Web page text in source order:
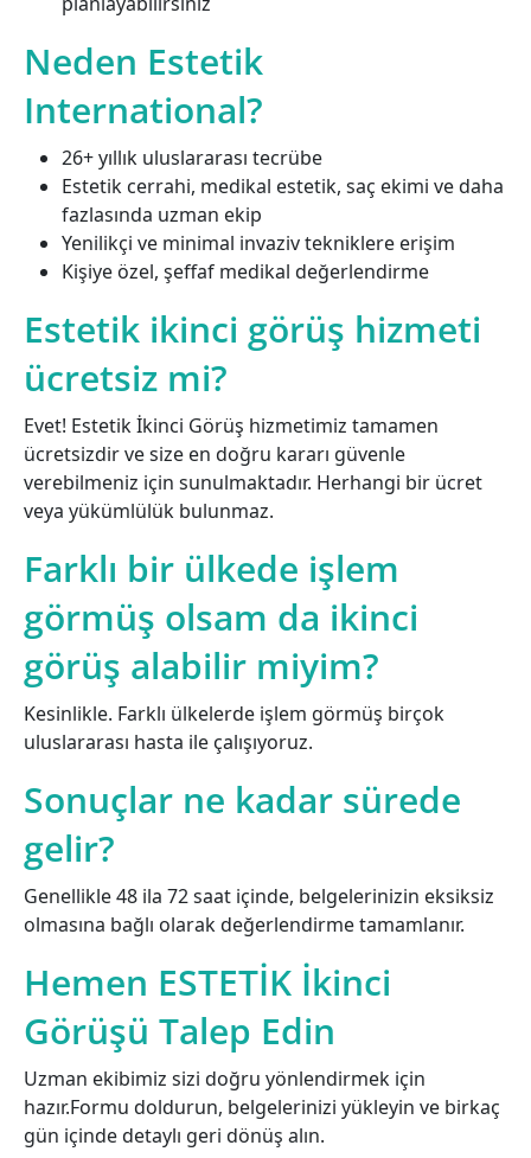
Neden Estetik
International?
26+ yıllık uluslararası tecrübe
Estetik cerrahi, medikal estetik, saç ekimi ve daha
fazlasında uzman ekip
Yenilikçi ve minimal invaziv tekniklere erişim
Kişiye özel, şeffaf medikal değerlendirme
Estetik ikinci görüş hizmeti
ücretsiz mi?
Evet! Estetik İkinci Görüş hizmetimiz tamamen
ücretsizdir ve size en doğru kararı güvenle
verebilmeniz için sunulmaktadır. Herhangi bir ücret
veya yükümlülük bulunmaz.
Farklı bir ülkede işlem
görmüş olsam da ikinci
görüş alabilir miyim?
Kesinlikle. Farklı ülkelerde işlem görmüş birçok
uluslararası hasta ile çalışıyoruz.
Sonuçlar ne kadar sürede
gelir?
Genellikle 48 ila 72 saat içinde, belgelerinizin eksiksiz
olmasına bağlı olarak değerlendirme tamamlanır.
Hemen ESTETİK İkinci
Görüşü Talep Edin
Uzman ekibimiz sizi doğru yönlendirmek için
hazır.Formu doldurun, belgelerinizi yükleyin ve birkaç
gün içinde detaylı geri dönüş alın.